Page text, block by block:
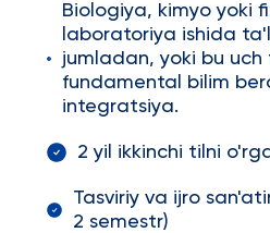
Biologiya, kimyo yoki
laboratoriya ishida
jumladan, yoki bu uch
fundamental bilim
integratsiya.
2 yil ikkinchi tilni
Tasviriy va ijro
2 semestr)